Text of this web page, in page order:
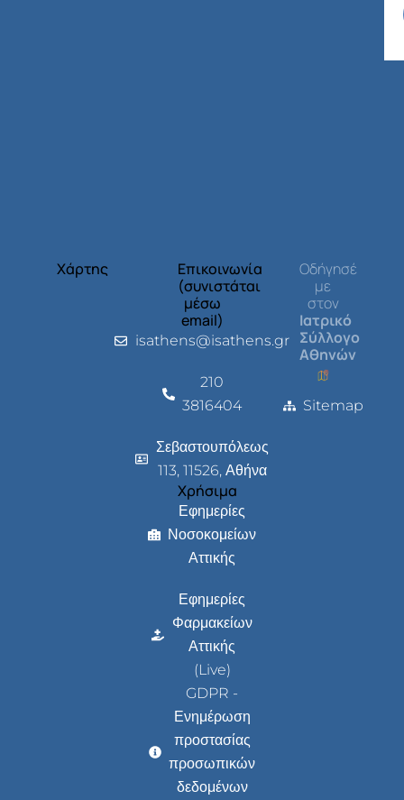
Χάρτης
Επικοινωνία
(συνιστάται
μέσω
email)
isathens@isathens.gr
210
3816404
Σεβαστουπόλεως
113, 11526, Αθήνα
Χρήσιμα
Εφημερίες
Νοσοκομείων
Αττικής
Εφημερίες
Φαρμακείων
Αττικής
(Live)
GDPR -
Ενημέρωση
προστασίας
προσωπικών
δεδομένων
Οδήγησέ
με
στον
Ιατρικό
Σύλλογο
Αθηνών
Sitemap